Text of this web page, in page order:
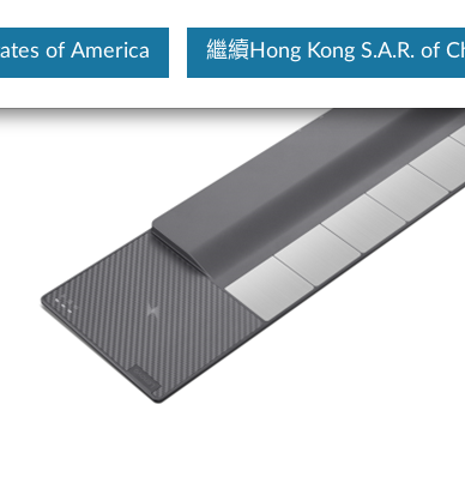
of America 繼續Hong Kong S.A.R. of